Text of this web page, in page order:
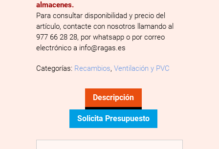
almacenes.
Para consultar disponibilidad y precio del
artículo, contacte con nosotros llamando al
977 66 28 28, por whatsapp o por correo
electrónico a info@ragas.es
Categorías: Recambios, Ventilación y PVC
Descripción
Solicita Presupuesto